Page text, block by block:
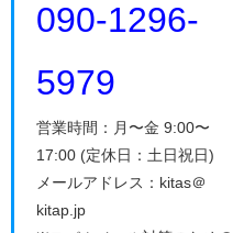
090-1296-
5979
営業時間：月〜金 9:00〜
17:00 (定休日：土日祝日)
メールアドレス：kitas＠
kitap.jp